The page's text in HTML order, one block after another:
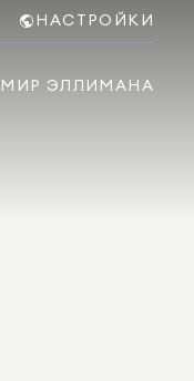
НАСТРОЙКИ
МИР ЭЛЛИМАНА